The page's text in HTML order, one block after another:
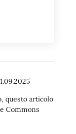
questo articolo
Commons